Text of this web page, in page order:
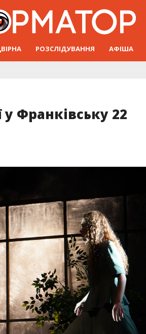
РОЗСЛІДУВАННЯ АФІША
Франківську 22